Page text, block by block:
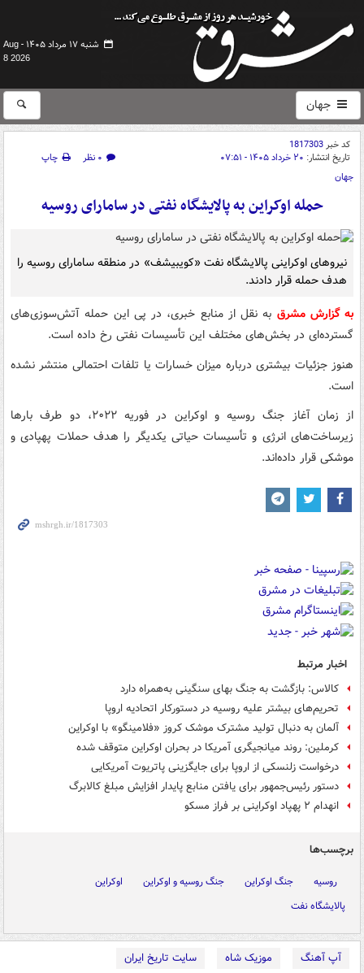
شنبه ۱۷ مرداد ۱۴۰۵ -
Aug
8 2026
جهان
کد خبر1817303
تاریخ انتشار: ۲۰ خرداد ۱۴۰۵ - ۰۷:۵۱ ۰ نظر
چاپ
جهان
حمله اوکراین به پالایشگاه نفتی در سامارای روسیه
نیروهای اوکراینی پالایشگاه نفت «کویبیشف» در منطقه سامارای روسیه را
هدف حمله قرار دادند.
به گزارش مشرق به نقل از منابع خبری، در پی این حمله آتش‌سوزی‌های
گسترده‌ای در بخش‌های مختلف این تأسیسات نفتی رخ داده است.
هنوز جزئیات بیشتری درباره میزان خسارات یا تلفات احتمالی منتشر نشده
است.
از زمان آغاز جنگ روسیه و اوکراین در فوریه ۲۰۲۲، دو طرف بارها
زیرساخت‌های انرژی و تأسیسات حیاتی یکدیگر را هدف حملات پهپادی و
موشکی قرار داده‌اند.
اخبار مرتبط
کالاس: بازگشت به جنگ بهای سنگینی به‌همراه دارد
تحریم‌های بیشتر علیه روسیه در دستورکار اتحادیه اروپا
آلمان به دنبال تولید مشترک موشک کروز «فلامینگو» با اوکراین
کرملین: روند میانجیگری آمریکا در بحران اوکراین متوقف شده
درخواست زلنسکی از اروپا برای جایگزینی پاتریوت آمریکایی
دستور رئیس‌جمهور برای یافتن منابع پایدار افزایش مبلغ کالابرگ
انهدام ۲ پهپاد اوکراینی بر فراز مسکو
برچسب‌ها
روسیه جنگ اوکراین جنگ روسیه و اوکراین
اوکراین
پالایشگاه نفت
آپ آهنگ موزیک شاه
سایت تاریخ ایران